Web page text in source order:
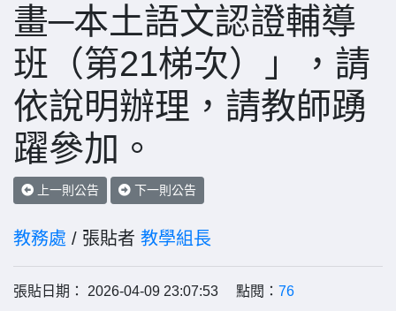
畫─本土語文認證輔導
班（第21梯次）」，請
依說明辦理，請教師踴
躍參加。
上一則公告 下一則公告
教務處 / 張貼者 教學組長
張貼日期： 2026-04-09 23:07:53 點閱： 76